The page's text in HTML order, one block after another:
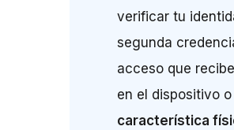
verificar tu
segunda
acceso que
en el dispositivo
característica